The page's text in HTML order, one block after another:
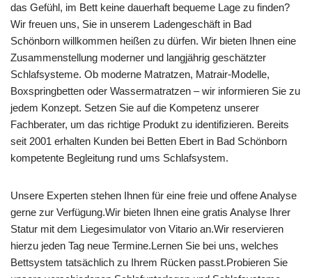
das Gefühl, im Bett keine dauerhaft bequeme Lage zu finden?
Wir freuen uns, Sie in unserem Ladengeschäft in Bad
Schönborn willkommen heißen zu dürfen. Wir bieten Ihnen eine
Zusammenstellung moderner und langjährig geschätzter
Schlafsysteme. Ob moderne Matratzen, Matrair-Modelle,
Boxspringbetten oder Wassermatratzen – wir informieren Sie zu
jedem Konzept. Setzen Sie auf die Kompetenz unserer
Fachberater, um das richtige Produkt zu identifizieren. Bereits
seit 2001 erhalten Kunden bei Betten Ebert in Bad Schönborn
kompetente Begleitung rund ums Schlafsystem.
Unsere Experten stehen Ihnen für eine freie und offene Analyse
gerne zur Verfügung.Wir bieten Ihnen eine gratis Analyse Ihrer
Statur mit dem Liegesimulator von Vitario an.Wir reservieren
hierzu jeden Tag neue Termine.Lernen Sie bei uns, welches
Bettsystem tatsächlich zu Ihrem Rücken passt.Probieren Sie